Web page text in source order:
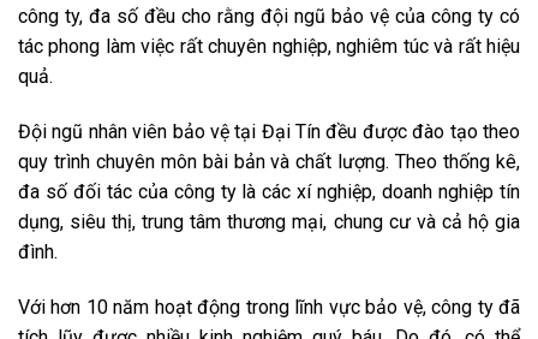
công ty, đa số đều cho rằng đội ngũ bảo vệ của công ty có
tác phong làm việc rất chuyên nghiệp, nghiêm túc và rất hiệu
quả.
Đội ngũ nhân viên bảo vệ tại Đại Tín đều được đào tạo theo
quy trình chuyên môn bài bản và chất lượng. Theo thống kê,
đa số đối tác của công ty là các xí nghiệp, doanh nghiệp tín
dụng, siêu thị, trung tâm thương mại, chung cư và cả hộ gia
đình.
Với hơn 10 năm hoạt động trong lĩnh vực bảo vệ, công ty đã